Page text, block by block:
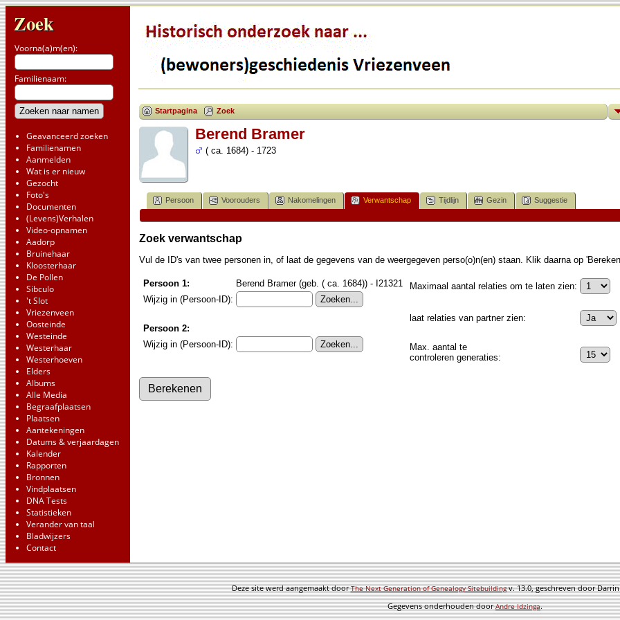
Zoek
Voorna(a)m(en):
Familienaam:
Geavanceerd zoeken
Familienamen
Aanmelden
Wat is er nieuw
Gezocht
Foto's
Documenten
(Levens)Verhalen
Video-opnamen
Aadorp
Bruinehaar
Kloosterhaar
De Pollen
Sibculo
't Slot
Vriezenveen
Oosteinde
Westeinde
Westerhaar
Westerhoeven
Elders
Albums
Alle Media
Begraafplaatsen
Plaatsen
Aantekeningen
Datums & verjaardagen
Kalender
Rapporten
Bronnen
Vindplaatsen
DNA Tests
Statistieken
Verander van taal
Bladwijzers
Contact
Startpagina Zoek
Berend Bramer
( ca. 1684) - 1723
Persoon Voorouders Nakomelingen Verwantschap Tijdlijn Gezin Suggestie
Zoek verwantschap
Vul de ID's van twee personen in, of laat de gegevens van de weergegeven perso(o)n(en) staan. Klik daarna op
Persoon 1:
Berend Bramer (geb. ( ca. 1684)) - I21321
Wijzig in (Persoon-ID):
Persoon 2:
Wijzig in (Persoon-ID):
Maximaal aantal relaties om te laten zien:
laat relaties van partner zien:
Max. aantal te
controleren generaties:
Deze site werd aangemaakt doorThe Next Generation of Genealogy Sitebuildingv. 13.0, geschreven door
Gegevens onderhouden doorAndre Idzinga.